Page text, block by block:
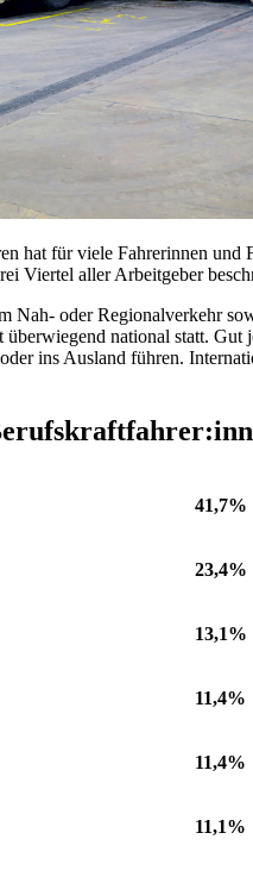
hat für viele Fahrerinnen
Viertel aller Arbeitgeber
Nah- oder Regionalverkehr
national statt.
ins Ausland führen.
41,7%
23,4%
13,1%
11,4%
11,4%
11,1%